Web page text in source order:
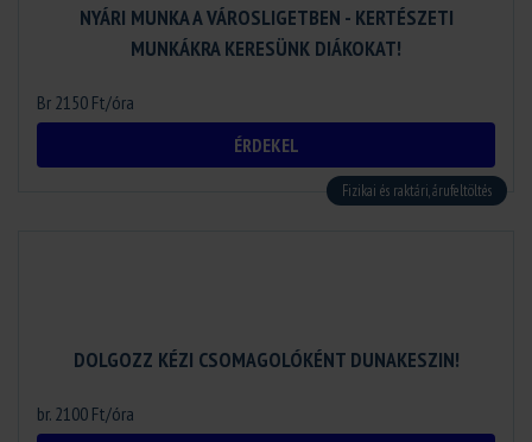
NYÁRI MUNKA A VÁROSLIGETBEN - KERTÉSZETI
MUNKÁKRA KERESÜNK DIÁKOKAT!
Br 2150 Ft/óra
ÉRDEKEL
Fizikai és raktári, árufeltöltés
DOLGOZZ KÉZI CSOMAGOLÓKÉNT DUNAKESZIN!
br. 2100 Ft/óra